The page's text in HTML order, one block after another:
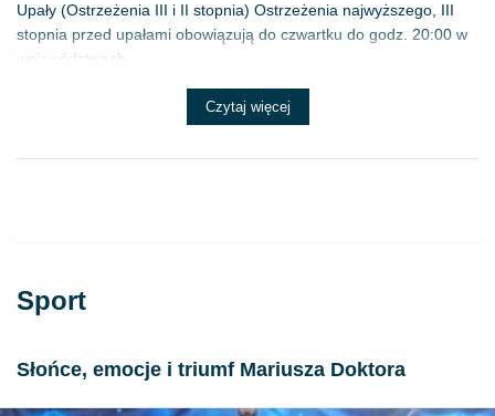
Upały (Ostrzeżenia III i II stopnia) Ostrzeżenia najwyższego, III
stopnia przed upałami obowiązują do czwartku do godz. 20:00 w
województwach...
Czytaj więcej
Sport
Słońce, emocje i triumf Mariusza Doktora